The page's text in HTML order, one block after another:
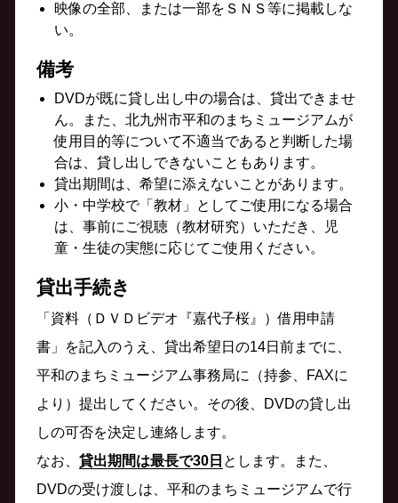
映像の全部、または一部をＳＮＳ等に掲載しな
い。
備考
DVDが既に貸し出し中の場合は、貸出できませ
ん。また、北九州市平和のまちミュージアムが
使用目的等について不適当であると判断した場
合は、貸し出しできないこともあります。
貸出期間は、希望に添えないことがあります。
小・中学校で「教材」としてご使用になる場合
は、事前にご視聴（教材研究）いただき、児
童・生徒の実態に応じてご使用ください。
貸出手続き
「資料（ＤＶＤビデオ『嘉代子桜』）借用申請
書」を記入のうえ、貸出希望日の14日前までに、
平和のまちミュージアム事務局に（持参、FAXに
より）提出してください。その後、DVDの貸し出
しの可否を決定し連絡します。
なお、 貸出期間は最長で30日 とします。また、
DVDの受け渡しは、平和のまちミュージアムで行